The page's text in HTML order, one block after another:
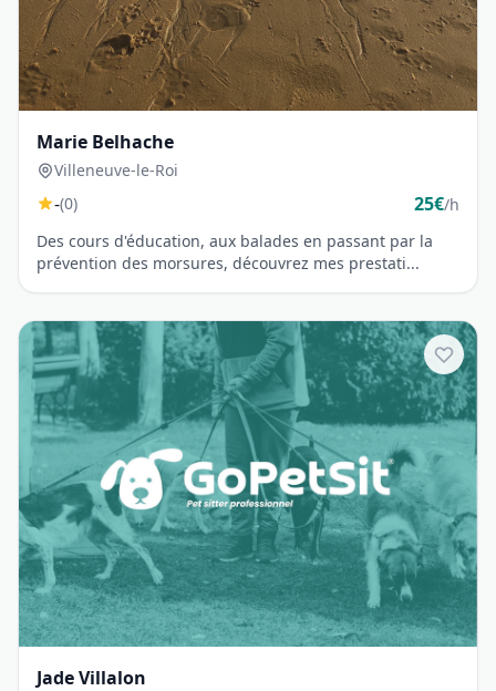
Marie Belhache
Villeneuve-le-Roi
-(0) 25€/h
Des cours d'éducation, aux balades en passant par la
prévention des morsures, découvrez mes prestati...
Jade Villalon